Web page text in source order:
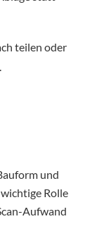
teilen oder
und
Rolle
Aufwand